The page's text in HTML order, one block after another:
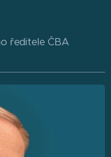
ředitele ČBA